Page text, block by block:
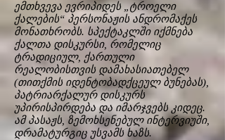
ემთხვევა ევრიპიდეს „ტროელი
ქალების“ პერსონაჟის ანდრომაქეს
მონათხრობს. სპექტაკლში იქმნება
ქალთა დისკურსი, რომელიც
ტრადიციულ, ქართული
რეალობისთვის დამახასიათებელ
(თითქმის იდენტობადქცეულ ბუნებას),
პატრიარქალურ დისკურს
უპირისპირდება და იმარჯვებს კიდეც.
ამ პასაჟს, ზემოხსენებულ ინტერვიუში,
დრამატურგიც უსვამს ხაზს.